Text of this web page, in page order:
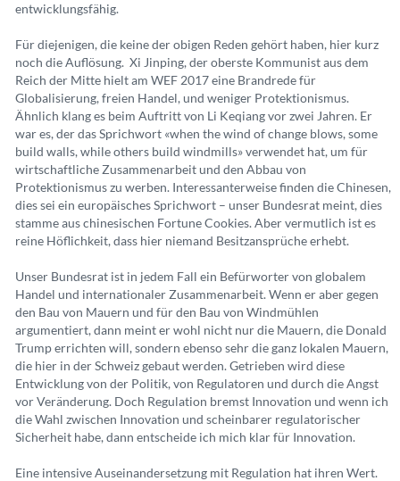
entwicklungsfähig.
Für diejenigen, die keine der obigen Reden gehört haben, hier kurz
noch die Auflösung. Xi Jinping, der oberste Kommunist aus dem
Reich der Mitte hielt am WEF 2017 eine Brandrede für
Globalisierung, freien Handel, und weniger Protektionismus.
Ähnlich klang es beim Auftritt von Li Keqiang vor zwei Jahren. Er
war es, der das Sprichwort «when the wind of change blows, some
build walls, while others build windmills» verwendet hat, um für
wirtschaftliche Zusammenarbeit und den Abbau von
Protektionismus zu werben. Interessanterweise finden die Chinesen,
dies sei ein europäisches Sprichwort – unser Bundesrat meint, dies
stamme aus chinesischen Fortune Cookies. Aber vermutlich ist es
reine Höflichkeit, dass hier niemand Besitzansprüche erhebt.
Unser Bundesrat ist in jedem Fall ein Befürworter von globalem
Handel und internationaler Zusammenarbeit. Wenn er aber gegen
den Bau von Mauern und für den Bau von Windmühlen
argumentiert, dann meint er wohl nicht nur die Mauern, die Donald
Trump errichten will, sondern ebenso sehr die ganz lokalen Mauern,
die hier in der Schweiz gebaut werden. Getrieben wird diese
Entwicklung von der Politik, von Regulatoren und durch die Angst
vor Veränderung. Doch Regulation bremst Innovation und wenn ich
die Wahl zwischen Innovation und scheinbarer regulatorischer
Sicherheit habe, dann entscheide ich mich klar für Innovation.
Eine intensive Auseinandersetzung mit Regulation hat ihren Wert.